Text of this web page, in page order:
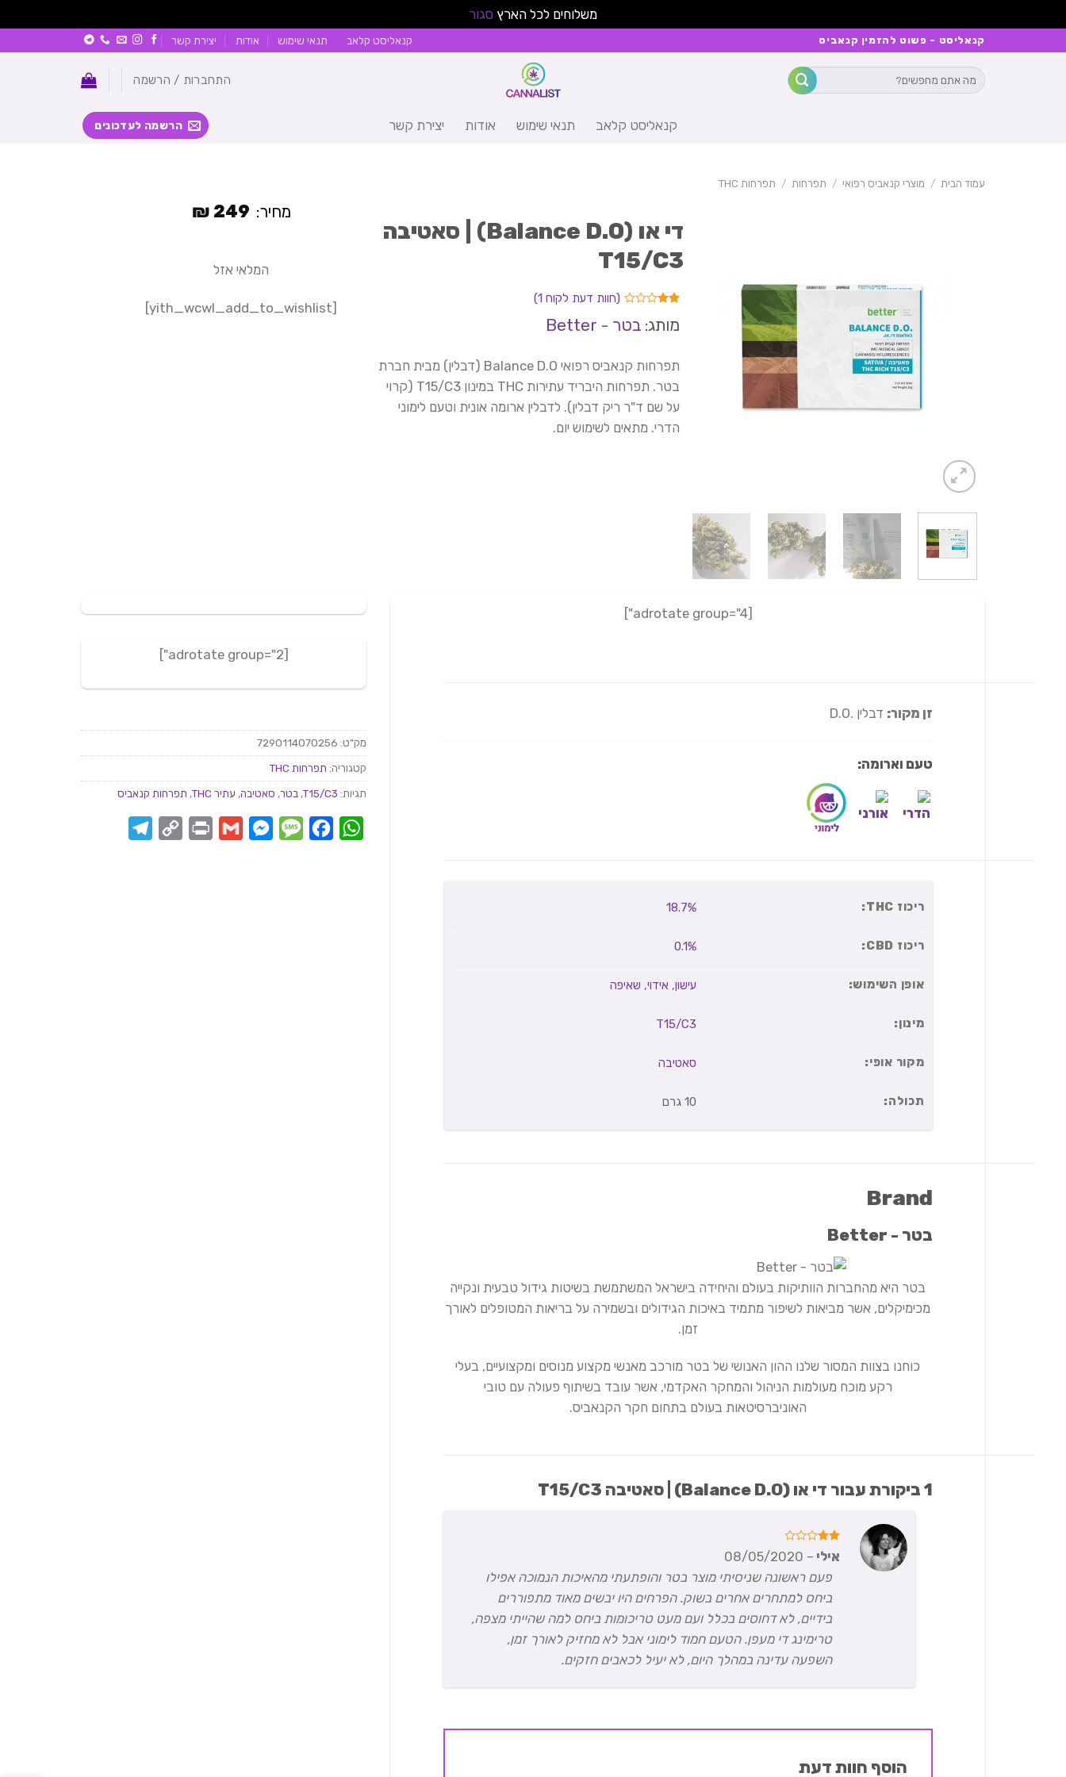
משלוחים לכל הארץ סגור
קנאליסט - פשוט להזמין קנאביס קנאליסט קלאב תנאי שימוש אודות יצירת קשר
חיפוש
עבור:
התחברות / הרשמה
קנאליסט קלאב תנאי שימוש אודות יצירת קשר הרשמה לעדכונים
עמוד הבית / מוצרי קנאביס רפואי / תפרחות / תפרחות THC
די או (Balance D.O) | סאטיבה
T15/C3
2.00
על
דירוגים
של
לקוחות
(חוות דעת לקוח 1
)
מותג: בטר - Better
תפרחות קנאביס רפואי Balance D.O (דבלין) מבית חברת
בטר. תפרחות היבריד עתירות THC במינון T15/C3 (קרוי
על שם ד"ר ריק דבלין). לדבלין ארומה אונית וטעם לימוני
הדרי. מתאים לשימוש יום.
מחיר: 249
₪
המלאי אזל
[yith_wcwl_add_to_wishlist]
[adrotate group="4"]
זן מקור: דבלין .D.O
טעם וארומה:
ריכוז THC: 18.7%
ריכוז CBD: 0.1%
אופן השימוש: עישון, אידוי, שאיפה
מינון: T15/C3
מקור אופי: סאטיבה
תכולה: 10 גרם
Brand
בטר - Better
בטר היא מהחברות הוותיקות בעולם והיחידה בישראל המשתמשת בשיטות גידול טבעית ונקייה
מכימיקלים, אשר מביאות לשיפור מתמיד באיכות הגידולים ובשמירה על בריאות המטופלים לאורך
זמן.
כוחנו בצוות המסור שלנו ההון האנושי של בטר מורכב מאנשי מקצוע מנוסים ומקצועיים, בעלי
רקע מוכח מעולמות הניהול והמחקר האקדמי, אשר עובד בשיתוף פעולה עם טובי
האוניברסיטאות בעולם בתחום חקר הקנאביס.
1 ביקורת עבור די או (Balance D.O) | סאטיבה T15/C3
דורג
2
מתוך
אילי –
08/05/2020
פעם ראשונה שניסיתי מוצר בטר והופתעתי מהאיכות הנמוכה אפילו
ביחס למתחרים אחרים בשוק. הפרחים היו יבשים מאוד מתפוררים
בידיים, לא דחוסים בכלל ועם מעט טריכומות ביחס למה שהייתי מצפה,
טרימינג די מעפן. הטעם חמוד לימוני אבל לא מחזיק לאורך זמן,
השפעה עדינה במהלך היום, לא יעיל לכאבים חזקים.
הוסף חוות דעת
[adrotate group="2"]
מק"ט: 7290114070256
קטגוריה: תפרחות THC
תגיות: T15/C3
, בטר, סאטיבה, עתיר THC , תפרחות קנאביס
WhatsApp
Facebook
Message
Messenger
Gmail
Print
Copy